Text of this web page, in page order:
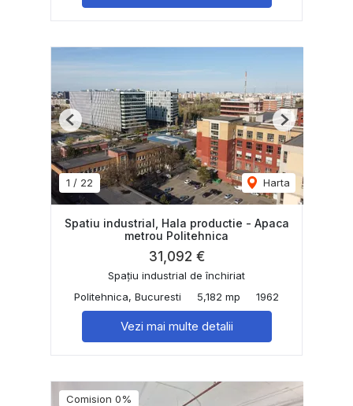
1 / 22 Harta
Previous Next
Spatiu industrial, Hala productie - Apaca
metrou Politehnica
31,092 €
Spațiu industrial de închiriat
Politehnica, Bucuresti
5,182 mp 1962
Vezi mai multe detalii
Comision 0%